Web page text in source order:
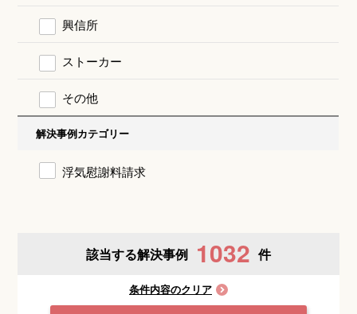
興信所
ストーカー
その他
解決事例カテゴリー
浮気慰謝料請求
該当する解決事例 1032 件
条件内容のクリア